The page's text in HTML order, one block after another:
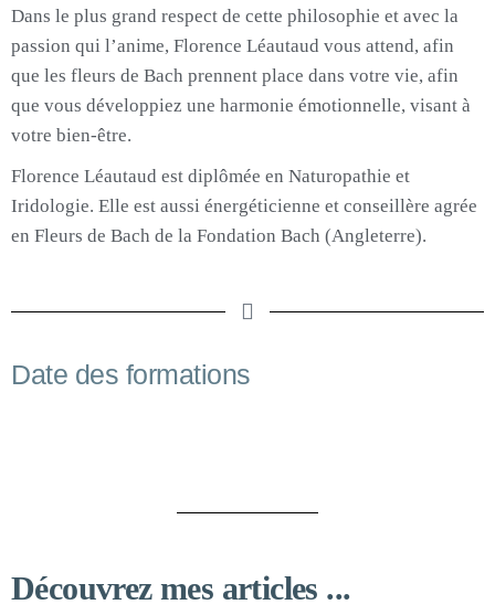
Dans le plus grand respect de cette philosophie et avec la
passion qui l’anime, Florence Léautaud vous attend, afin
que les fleurs de Bach prennent place dans votre vie, afin
que vous développiez une harmonie émotionnelle, visant à
votre bien-être.
Florence Léautaud est diplômée en Naturopathie et
Iridologie. Elle est aussi énergéticienne et conseillère agrée
en Fleurs de Bach de la Fondation Bach (Angleterre).
Date des formations
Découvrez mes articles ...